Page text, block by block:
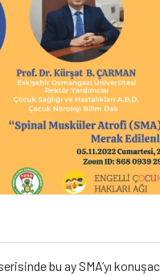
bu ay SMA’yı